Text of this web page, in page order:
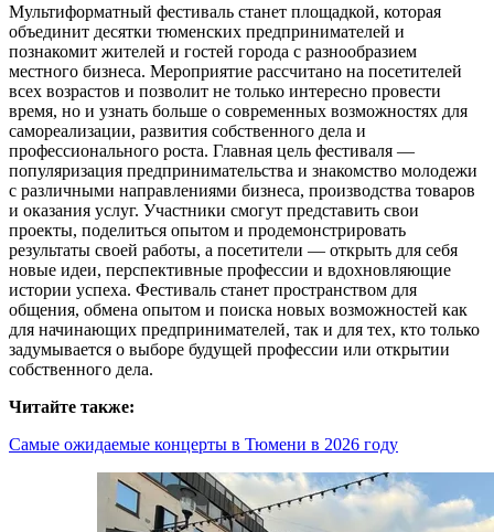
Мультиформатный фестиваль станет площадкой, которая
объединит десятки тюменских предпринимателей и
познакомит жителей и гостей города с разнообразием
местного бизнеса. Мероприятие рассчитано на посетителей
всех возрастов и позволит не только интересно провести
время, но и узнать больше о современных возможностях для
самореализации, развития собственного дела и
профессионального роста. Главная цель фестиваля —
популяризация предпринимательства и знакомство молодежи
с различными направлениями бизнеса, производства товаров
и оказания услуг. Участники смогут представить свои
проекты, поделиться опытом и продемонстрировать
результаты своей работы, а посетители — открыть для себя
новые идеи, перспективные профессии и вдохновляющие
истории успеха. Фестиваль станет пространством для
общения, обмена опытом и поиска новых возможностей как
для начинающих предпринимателей, так и для тех, кто только
задумывается о выборе будущей профессии или открытии
собственного дела.
Читайте также:
Самые ожидаемые концерты в Тюмени в 2026 году